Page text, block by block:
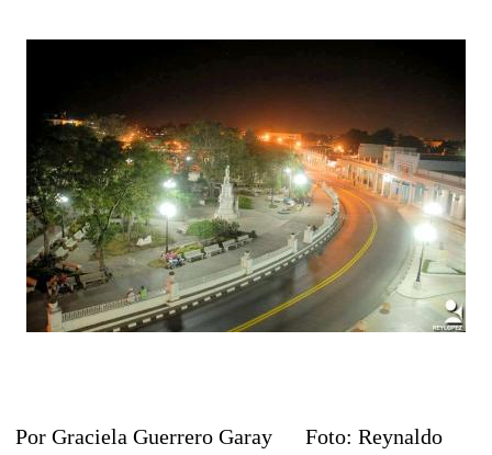
Por Graciela Guerrero Garay Foto: Reynaldo